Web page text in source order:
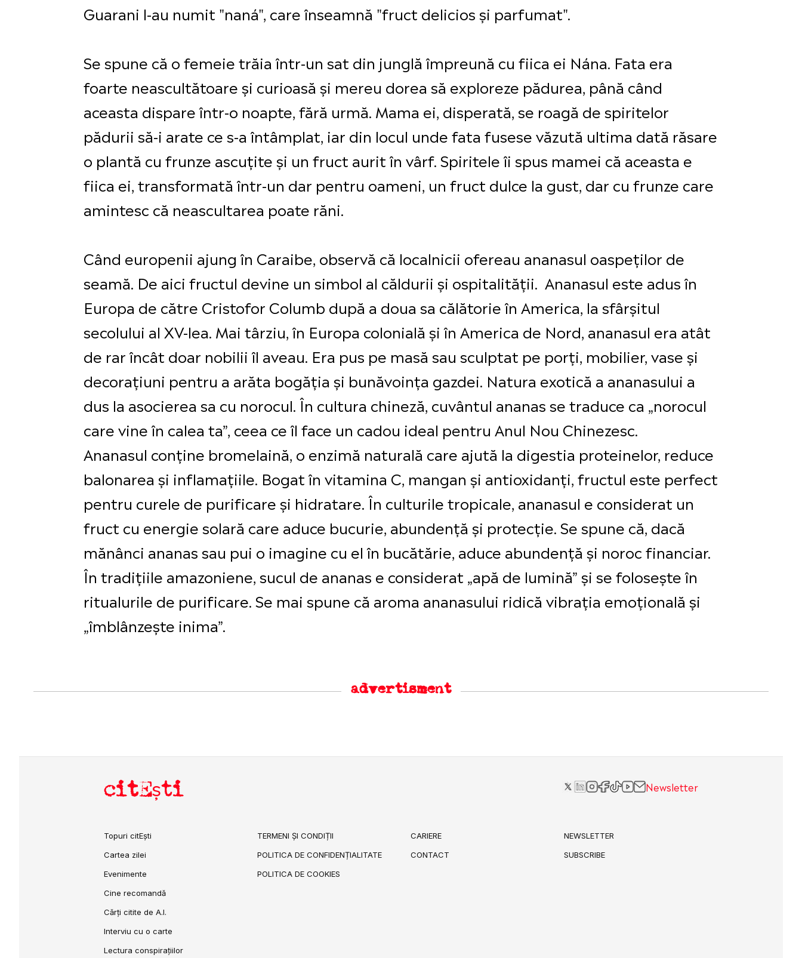
Guarani l-au numit "naná", care înseamnă "fruct delicios și parfumat".
Se spune că o femeie trăia într-un sat din junglă împreună cu fiica ei Nána. Fata era
foarte neascultătoare și curioasă și mereu dorea să exploreze pădurea, până când
aceasta dispare într-o noapte, fără urmă. Mama ei, disperată, se roagă de spiritelor
pădurii să-i arate ce s-a întâmplat, iar din locul unde fata fusese văzută ultima dată răsare
o plantă cu frunze ascuțite și un fruct aurit în vârf. Spiritele îi spus mamei că aceasta e
fiica ei, transformată într-un dar pentru oameni, un fruct dulce la gust, dar cu frunze care
amintesc că neascultarea poate răni.
Când europenii ajung în Caraibe, observă că localnicii ofereau ananasul oaspeților de
seamă. De aici fructul devine un simbol al căldurii și ospitalității. Ananasul este adus în
Europa de către Cristofor Columb după a doua sa călătorie în America, la sfârșitul
secolului al XV-lea. Mai târziu, în Europa colonială și în America de Nord, ananasul era atât
de rar încât doar nobilii îl aveau. Era pus pe masă sau sculptat pe porți, mobilier, vase și
decorațiuni pentru a arăta bogăția și bunăvoința gazdei. Natura exotică a ananasului a
dus la asocierea sa cu norocul. În cultura chineză, cuvântul ananas se traduce ca „norocul
care vine în calea ta”, ceea ce îl face un cadou ideal pentru Anul Nou Chinezesc.
Ananasul conține bromelaină, o enzimă naturală care ajută la digestia proteinelor, reduce
balonarea și inflamațiile. Bogat în vitamina C, mangan și antioxidanți, fructul este perfect
pentru curele de purificare și hidratare. În culturile tropicale, ananasul e considerat un
fruct cu energie solară care aduce bucurie, abundență și protecție. Se spune că, dacă
mănânci ananas sau pui o imagine cu el în bucătărie, aduce abundență și noroc financiar.
În tradițiile amazoniene, sucul de ananas e considerat „apă de lumină” și se folosește în
ritualurile de purificare. Se mai spune că aroma ananasului ridică vibrația emoțională și
„îmblânzește inima”.
advertisment
citEști Newsletter
Topuri citEști
Cartea zilei
Evenimente
Cine recomandă
Cărți citite de A.I.
Interviu cu o carte
Lectura conspirațiilor
TERMENI ȘI CONDIȚII
POLITICA DE CONFIDENȚIALITATE
POLITICA DE COOKIES
CARIERE
CONTACT
NEWSLETTER
SUBSCRIBE